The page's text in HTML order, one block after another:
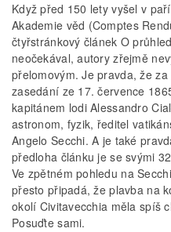
Když před 150 lety vyšel v
Akademie věd (Comptes
čtyřstránkový článek O
neočekával, autory zřejmě
přelomovým. Je pravda, že
zasedání ze 17. července
kapitánem lodi Alessandro
astronom, fyzik, ředitel
Angelo Secchi. A je také
předloha článku je se svými
Ve zpětném pohledu na
přesto připadá, že plavba na
okolí Civitavecchia měla spíš
Posuďte sami.